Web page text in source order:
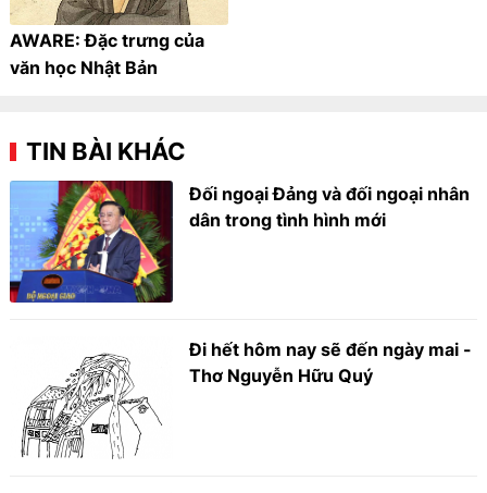
AWARE: Đặc trưng của
văn học Nhật Bản
TIN BÀI KHÁC
Đối ngoại Đảng và đối ngoại nhân
dân trong tình hình mới
Đi hết hôm nay sẽ đến ngày mai -
Thơ Nguyễn Hữu Quý